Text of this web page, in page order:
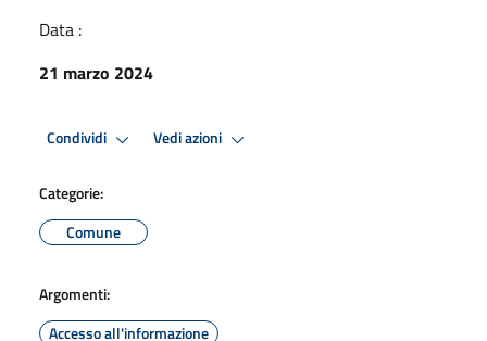
Data :
21 marzo 2024
Condividi Vedi azioni
Categorie:
Comune
Argomenti:
Accesso all'informazione